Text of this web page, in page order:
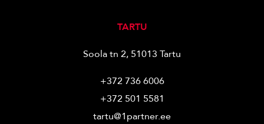
TARTU
Soola tn 2, 51013 Tartu
+372 736 6006
+372 501 5581
tartu@1partner.ee